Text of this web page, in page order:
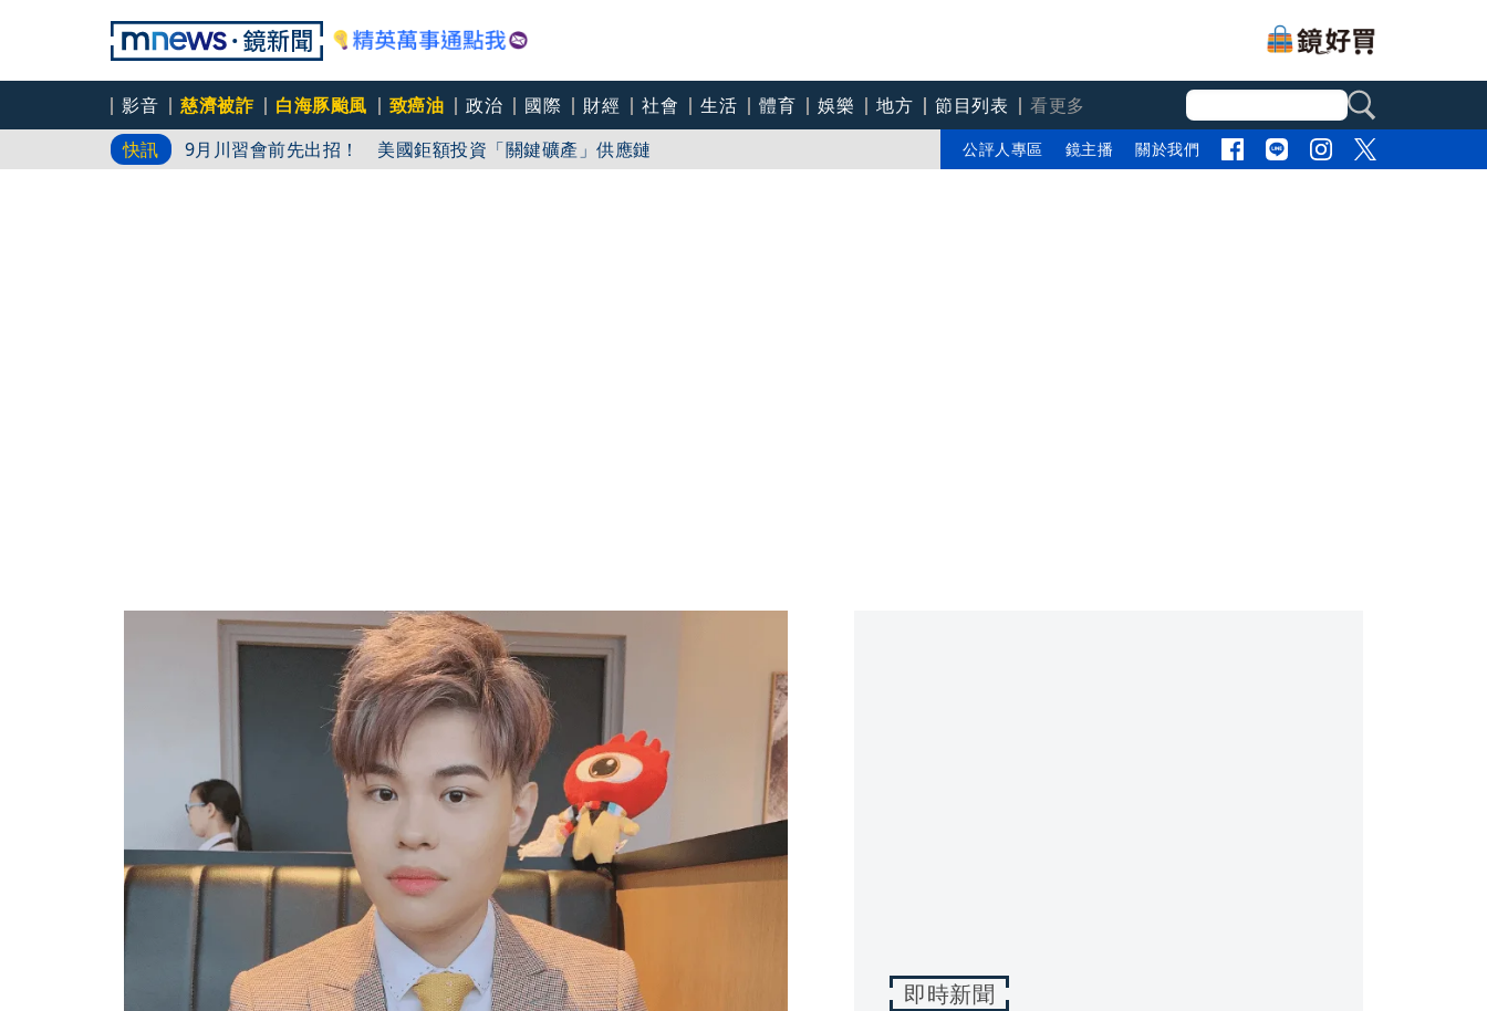
影音 慈濟被詐 白海豚颱風 致癌油 政治 國際 財經 社會 生活 體育 娛樂 地方 節目列表
看更多
快訊
9月川習會前先出招！ 美國鉅額投資「關鍵礦產」供應鏈
颱風攪局亂航班起降 多班機遇側風驚險重飛、轉降
公評人專區 鏡主播 關於我們
即時新聞